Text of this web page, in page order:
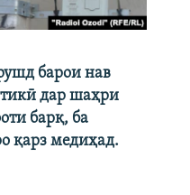
барои нав
дар шаҳри
барқ, ба
қарз медиҳад.